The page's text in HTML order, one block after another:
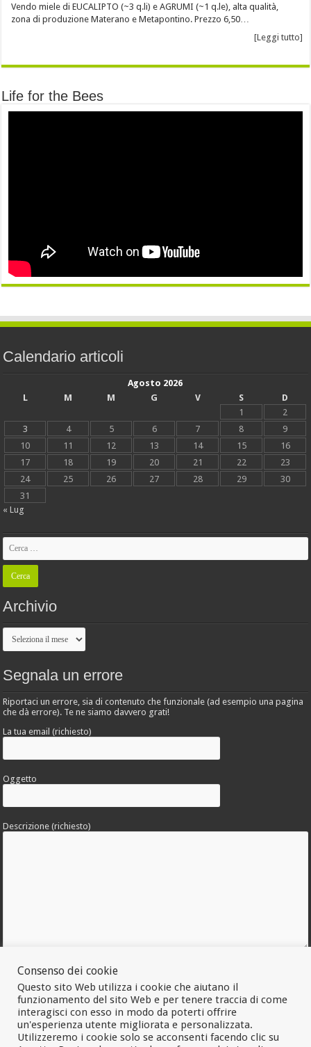
Vendo miele di EUCALIPTO (~3 q.li) e AGRUMI (~1 q.le), alta qualità,
zona di produzione Materano e Metapontino. Prezzo 6,50…
[Leggi tutto]
Life for the Bees
Calendario articoli
Agosto 2026
L
M M G V S
D
1
2
3
4 5 6 7 8
9
10
11 12 13 14 15
16
17
18 19 20 21 22
23
24
25 26 27 28 29
30
31
« Lug
Archivio
Archivio
Segnala un errore
Riportaci un errore, sia di contenuto che funzionale (ad esempio una pagina
che dà errore). Te ne siamo davvero grati!
La tua email (richiesto)
Oggetto
Descrizione (richiesto)
Allega una foto dell'errore
Consenso dei cookie
Questo sito Web utilizza i cookie che aiutano il
funzionamento del sito Web e per tenere traccia di come
interagisci con esso in modo da poterti offrire
un'esperienza utente migliorata e personalizzata.
Utilizzeremo i cookie solo se acconsenti facendo clic su